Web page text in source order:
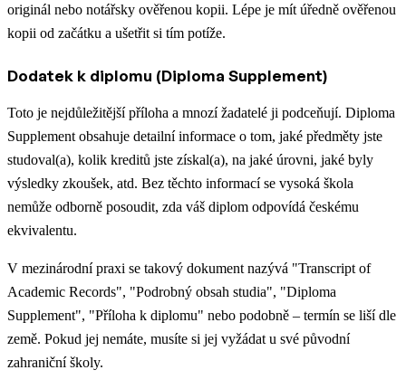
originál nebo notářsky ověřenou kopii. Lépe je mít úředně ověřenou
kopii od začátku a ušetřit si tím potíže.
Dodatek k diplomu (Diploma Supplement)
Toto je nejdůležitější příloha a mnozí žadatelé ji podceňují. Diploma
Supplement obsahuje detailní informace o tom, jaké předměty jste
studoval(a), kolik kreditů jste získal(a), na jaké úrovni, jaké byly
výsledky zkoušek, atd. Bez těchto informací se vysoká škola
nemůže odborně posoudit, zda váš diplom odpovídá českému
ekvivalentu.
V mezinárodní praxi se takový dokument nazývá "Transcript of
Academic Records", "Podrobný obsah studia", "Diploma
Supplement", "Příloha k diplomu" nebo podobně – termín se liší dle
země. Pokud jej nemáte, musíte si jej vyžádat u své původní
zahraniční školy.